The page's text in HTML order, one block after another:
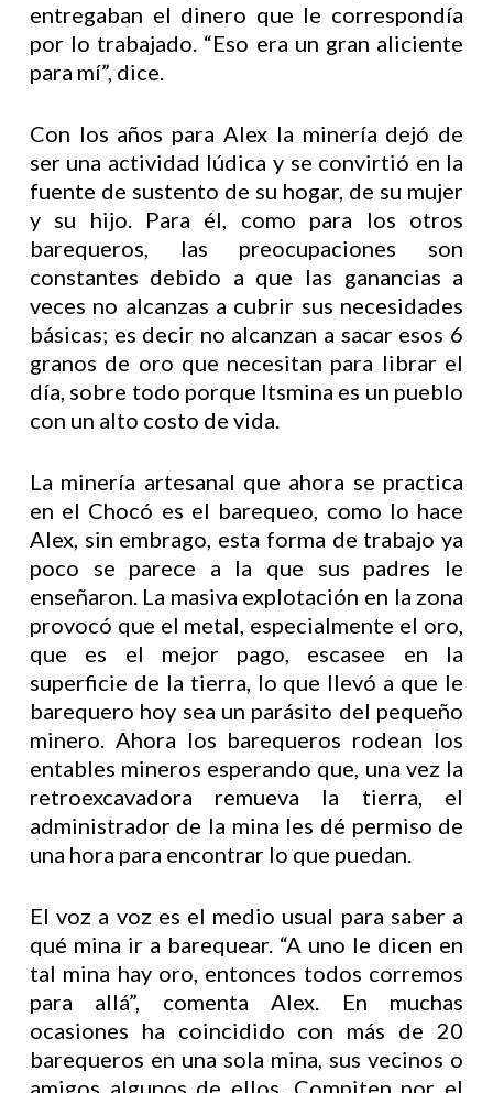
entregaban el dinero que le correspondía
por lo trabajado. “Eso era un gran aliciente
para mí”, dice.
Con los años para Alex la minería dejó de
ser una actividad lúdica y se convirtió en la
fuente de sustento de su hogar, de su mujer
y su hijo. Para él, como para los otros
barequeros, las preocupaciones son
constantes debido a que las ganancias a
veces no alcanzas a cubrir sus necesidades
básicas; es decir no alcanzan a sacar esos 6
granos de oro que necesitan para librar el
día, sobre todo porque Itsmina es un pueblo
con un alto costo de vida.
La minería artesanal que ahora se practica
en el Chocó es el barequeo, como lo hace
Alex, sin embrago, esta forma de trabajo ya
poco se parece a la que sus padres le
enseñaron. La masiva explotación en la zona
provocó que el metal, especialmente el oro,
que es el mejor pago, escasee en la
superficie de la tierra, lo que llevó a que le
barequero hoy sea un parásito del pequeño
minero. Ahora los barequeros rodean los
entables mineros esperando que, una vez la
retroexcavadora remueva la tierra, el
administrador de la mina les dé permiso de
una hora para encontrar lo que puedan.
El voz a voz es el medio usual para saber a
qué mina ir a barequear. “A uno le dicen en
tal mina hay oro, entonces todos corremos
para allá”, comenta Alex. En muchas
ocasiones ha coincidido con más de 20
barequeros en una sola mina, sus vecinos o
amigos algunos de ellos. Compiten por el